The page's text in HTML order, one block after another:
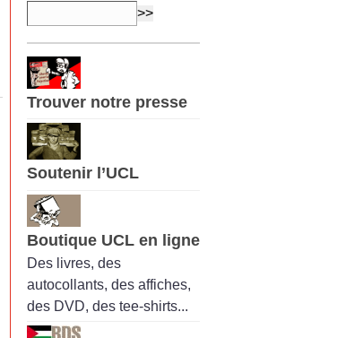
Trouver notre presse
Soutenir l’UCL
Boutique UCL en ligne
Des livres, des
autocollants, des affiches,
des DVD, des tee-shirts...